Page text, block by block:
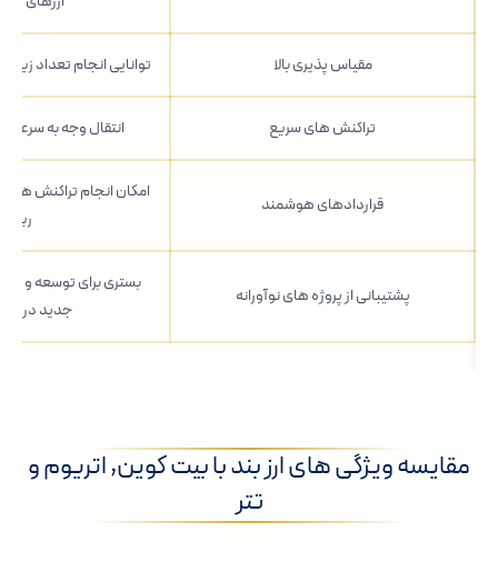
مقیاس پذیری بالا توانایی انجام تعداد
تراکنش های سریع انتقال وجه به سرعت
قراردادهای هوشمند
امکان انجام تراکنش های
ریزی
پشتیبانی از پروژه های نوآورانه
بستری برای توسعه و
جدید در
مقایسه ویژگی های ارز بند با بیت کوین, اتریوم و
تتر